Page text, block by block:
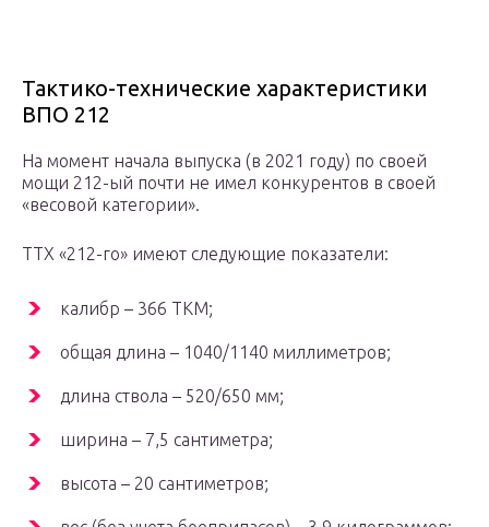
Тактико-технические характеристики
ВПО 212
На момент начала выпуска (в 2021 году) по своей
мощи 212-ый почти не имел конкурентов в своей
«весовой категории».
ТТХ «212-го» имеют следующие показатели:
калибр – 366 ТКМ;
общая длина – 1040/1140 миллиметров;
длина ствола – 520/650 мм;
ширина – 7,5 сантиметра;
высота – 20 сантиметров;